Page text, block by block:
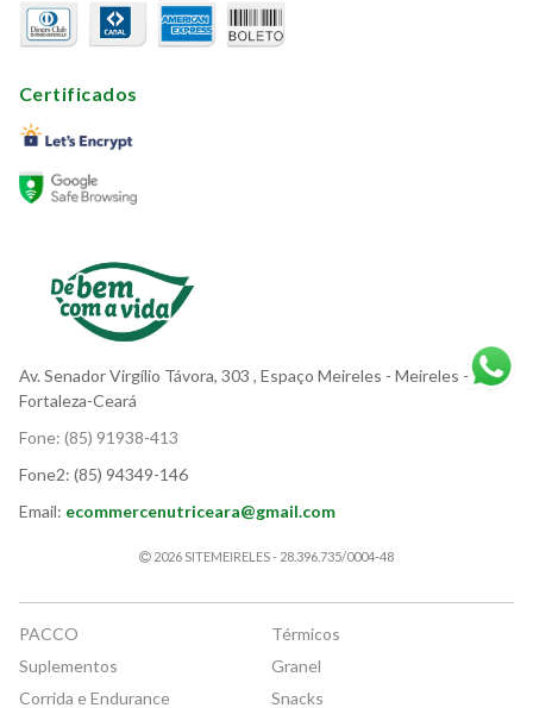
Certificados
Av. Senador Virgílio Távora, 303 , Espaço Meireles - Meireles -
Fortaleza-Ceará
Fone: (85) 91938-413
Fone2: (85) 94349-146
Email: ecommercenutriceara@gmail.com
2026 SITEMEIRELES - 28.396.735/0004-48
PACCO
Térmicos
Suplementos
Granel
Corrida e Endurance
Snacks